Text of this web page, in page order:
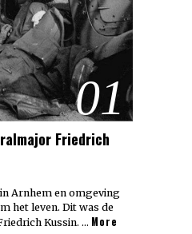
01
Friedrich
Arnhem en omgeving
het leven. Dit was de
Kussin. … More